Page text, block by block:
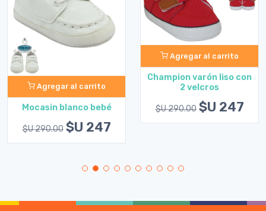
Agregar al carrito
Mocasin blanco bebé
$U 290.00 $U 247
Agregar al carrito
Champion varón liso con
2 velcros
$U 290.00 $U 247